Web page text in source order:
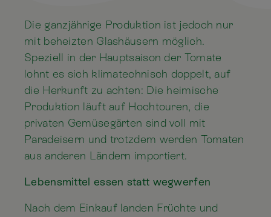
Die ganzjährige Produktion ist jedoch nur
mit beheizten Glashäusern möglich.
Speziell in der Hauptsaison der Tomate
lohnt es sich klimatechnisch doppelt, auf
die Herkunft zu achten: Die heimische
Produktion läuft auf Hochtouren, die
privaten Gemüsegärten sind voll mit
Paradeisern und trotzdem werden Tomaten
aus anderen Ländern importiert.
Lebensmittel essen statt wegwerfen
Nach dem Einkauf landen Früchte und